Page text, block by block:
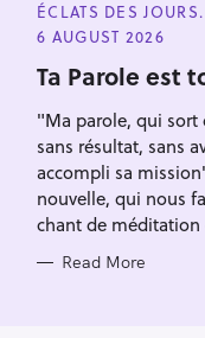
T
E
O
R
E
S
ÉCLATS DES
6 AUGUST 2026
Ta Parole est
"Ma parole, qui sort
sans résultat, sans
accompli sa
nouvelle, qui nous
chant de méditation
Read More
r
f
r
: